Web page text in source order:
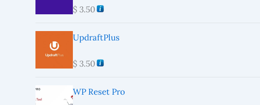
$ 3.50
UpdraftPlus
$ 3.50
WP Reset Pro